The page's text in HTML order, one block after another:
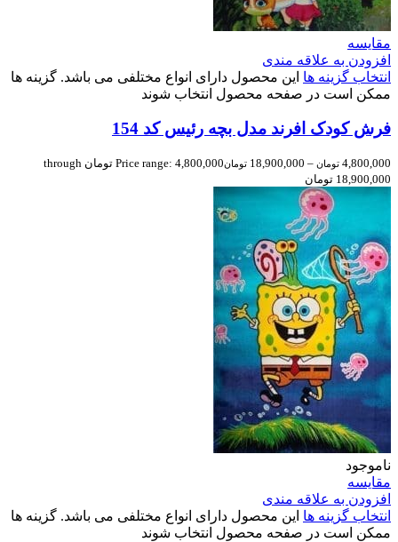
مقایسه
افزودن به علاقه مندی
انتخاب گزینه ها این محصول دارای انواع مختلفی می باشد. گزینه ها
ممکن است در صفحه محصول انتخاب شوند
فرش کودک افرند مدل بچه رئیس کد 154
4,800,000 تومان –
18,900,000 تومان
Price range: 4,800,000 تومان through
18,900,000 تومان
ناموجود
مقایسه
افزودن به علاقه مندی
انتخاب گزینه ها این محصول دارای انواع مختلفی می باشد. گزینه ها
ممکن است در صفحه محصول انتخاب شوند